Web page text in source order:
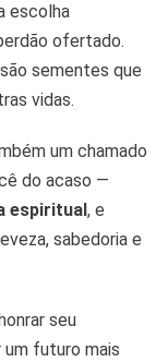
escolha
ofertado.
sementes que
vidas.
um chamado
do acaso —
espiritual , e
sabedoria e
seu
futuro mais